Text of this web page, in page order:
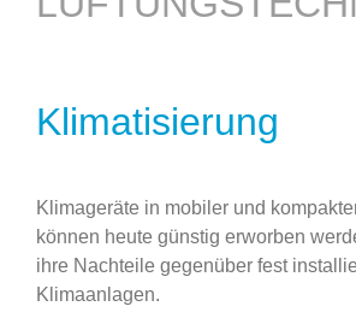
Klimatisierung
Klimageräte in mobiler und
können heute günstig erworben
ihre Nachteile gegenüber fest
Klimaanlagen.